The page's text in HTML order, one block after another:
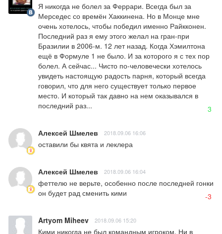
Я никогда не болел за Феррари. Всегда был за
Мерседес со времён Хаккинена. Но в Монце мне
очень хотелось, чтобы победил именно Райкконен.
Последний раз я ему этого желал на гран-при
Бразилии в 2006-м. 12 лет назад. Когда Хэмилтона
ещё в Формуле 1 не было. И за которого я с тех пор
болел. А сейчас... Чисто по-человечески хотелось
увидеть настоящую радость парня, который всегда
говорил, что для него существует только первое
место. И который так давно на нем оказывался в
последний раз...
3
Алексей Шмелев 2018.09.06 16:06
оставили бы квята и леклера
Алексей Шмелев 2018.09.06 16:04
феттелю не верьте, особенно после последней гонки
он будет рад сменить кими
-3
Artyom Miheev 2018.09.06 15:20
Кими никогда не был командным игроком. Ни в